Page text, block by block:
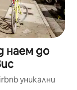
наем до
уникални